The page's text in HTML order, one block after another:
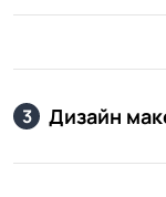
3 Дизайн